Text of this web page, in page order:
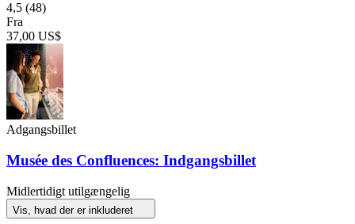
4,5 (48)
Fra
37,00 US$
Adgangsbillet
Musée des Confluences: Indgangsbillet
Midlertidigt utilgængelig
Vis, hvad der er inkluderet